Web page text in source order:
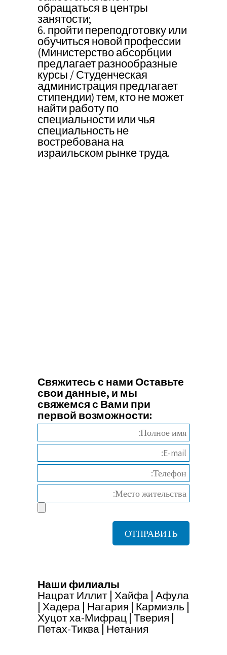
обращаться в центры
занятости;
6. пройти переподготовку или
обучиться новой профессии
(Министерство абсорбции
предлагает разнообразные
курсы / Студенческая
администрация предлагает
стипендии) тем, кто не может
найти работу по
специальности или чья
специальность не
востребована на
израильском рынке труда.
Свяжитесь с нами Оставьте
свои данные, и мы
свяжемся с Вами при
первой возможности:
Наши филиалы
Нацрат Иллит Хайфа Афула
Хадера Нагария Кармиэль
Хуцот ха-Мифрац Тверия
Петах-Тиква Нетания